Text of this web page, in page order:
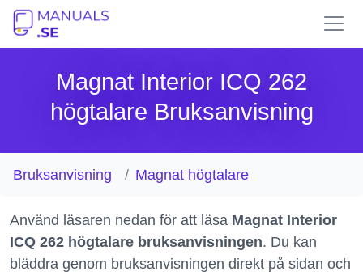
Magnat Interior ICQ 262
högtalare Bruksanvisning
Bruksanvisning Magnat högtalare
Använd läsaren nedan för att läsa Magnat Interior
ICQ 262 högtalare bruksanvisningen. Du kan
bläddra genom bruksanvisningen direkt på sidan och